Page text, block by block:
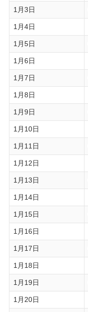
1月3日
1月4日
1月5日
1月6日
1月7日
1月8日
1月9日
1月10日
1月11日
1月12日
1月13日
1月14日
1月15日
1月16日
1月17日
1月18日
1月19日
1月20日